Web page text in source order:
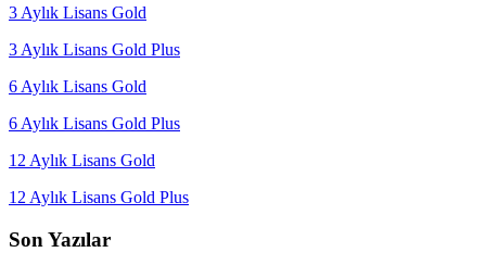
3 Aylık Lisans Gold
3 Aylık Lisans Gold Plus
6 Aylık Lisans Gold
6 Aylık Lisans Gold Plus
12 Aylık Lisans Gold
12 Aylık Lisans Gold Plus
Son Yazılar